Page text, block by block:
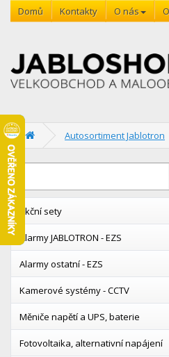
Domů Kontakty O nás
Autosortiment Jablotron
Akční sety
Alarmy JABLOTRON - EZS
Alarmy ostatní - EZS
Kamerové systémy - CCTV
Měniče napětí a UPS, baterie
Fotovoltaika, alternativní napájení